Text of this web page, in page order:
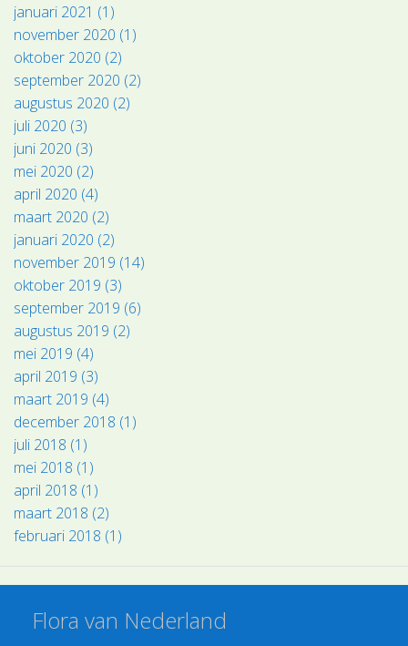
januari 2021 (1)
november 2020 (1)
oktober 2020 (2)
september 2020 (2)
augustus 2020 (2)
juli 2020 (3)
juni 2020 (3)
mei 2020 (2)
april 2020 (4)
maart 2020 (2)
januari 2020 (2)
november 2019 (14)
oktober 2019 (3)
september 2019 (6)
augustus 2019 (2)
mei 2019 (4)
april 2019 (3)
maart 2019 (4)
december 2018 (1)
juli 2018 (1)
mei 2018 (1)
april 2018 (1)
maart 2018 (2)
februari 2018 (1)
Flora van Nederland